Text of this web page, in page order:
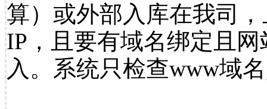
算）或外部入库在我司
IP，且要有域名绑定且
入。系统只检查www域